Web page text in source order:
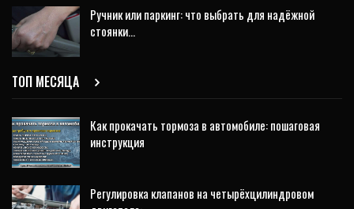
Ручник или паркинг: что выбрать для надёжной
стоянки…
ТОП МЕСЯЦА
Как прокачать тормоза в автомобиле: пошаговая
инструкция
Регулировка клапанов на четырёхцилиндровом